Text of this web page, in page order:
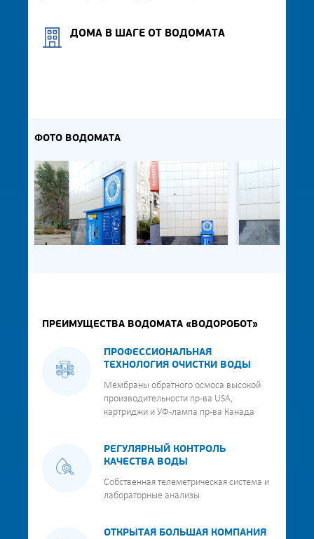
ДОМА В ШАГЕ ОТ ВОДОМАТА
ФОТО ВОДОМАТА
ПРЕИМУЩЕСТВА ВОДОМАТА «ВОДОРОБОТ»
ПРОФЕССИОНАЛЬНАЯ
ТЕХНОЛОГИЯ ОЧИСТКИ ВОДЫ
Мембраны обратного осмоса высокой
производительности пр-ва USA,
картриджи и УФ-лампа пр-ва Канада
РЕГУЛЯРНЫЙ КОНТРОЛЬ
КАЧЕСТВА ВОДЫ
Собственная телеметрическая система и
лабораторные анализы
ОТКРЫТАЯ БОЛЬШАЯ КОМПАНИЯ